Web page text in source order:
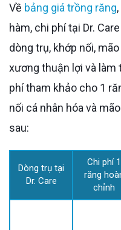
Về bảng giá trồng răng
hàm, chi phí tại Dr.
dòng trụ, khớp nối,
xương thuận lợi và làm
phí tham khảo cho 1
nối cá nhân hóa và
sau:
Dòng trụ tại
Dr. Care
Chi phí 1
răng
chỉnh